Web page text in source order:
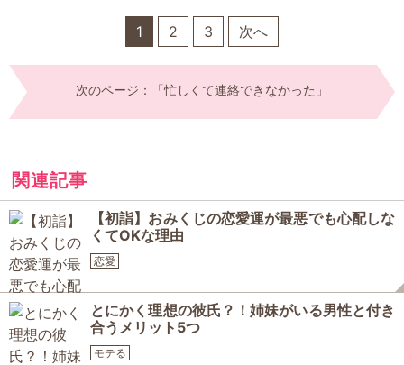
1 2 3 次へ
次のページ：「忙しくて連絡できなかった」
関連記事
【初詣】おみくじの恋愛運が最悪でも心配しな
くてOKな理由
恋愛
とにかく理想の彼氏？！姉妹がいる男性と付き
合うメリット5つ
モテる